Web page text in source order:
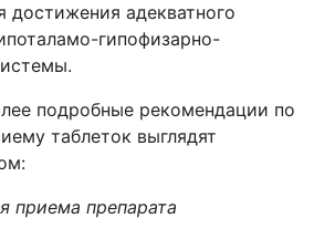
достижения адекватного
гипофизарно-
подробные рекомендации по
таблеток выглядят
приема препарата